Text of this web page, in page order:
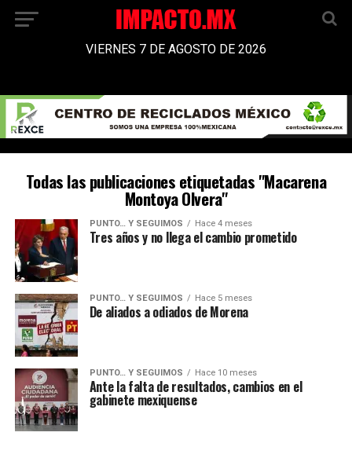
VIERNES 7 DE AGOSTO DE 2026
Todas las publicaciones etiquetadas "Macarena
Montoya Olvera"
PUNTO… Y SEGUIMOS Hace 4 meses
Tres años y no llega el cambio prometido
PUNTO… Y SEGUIMOS Hace 5 meses
De aliados a odiados de Morena
PUNTO… Y SEGUIMOS Hace 10 meses
Ante la falta de resultados, cambios en el
gabinete mexiquense